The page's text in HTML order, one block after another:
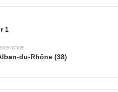
1
du-Rhône (38)